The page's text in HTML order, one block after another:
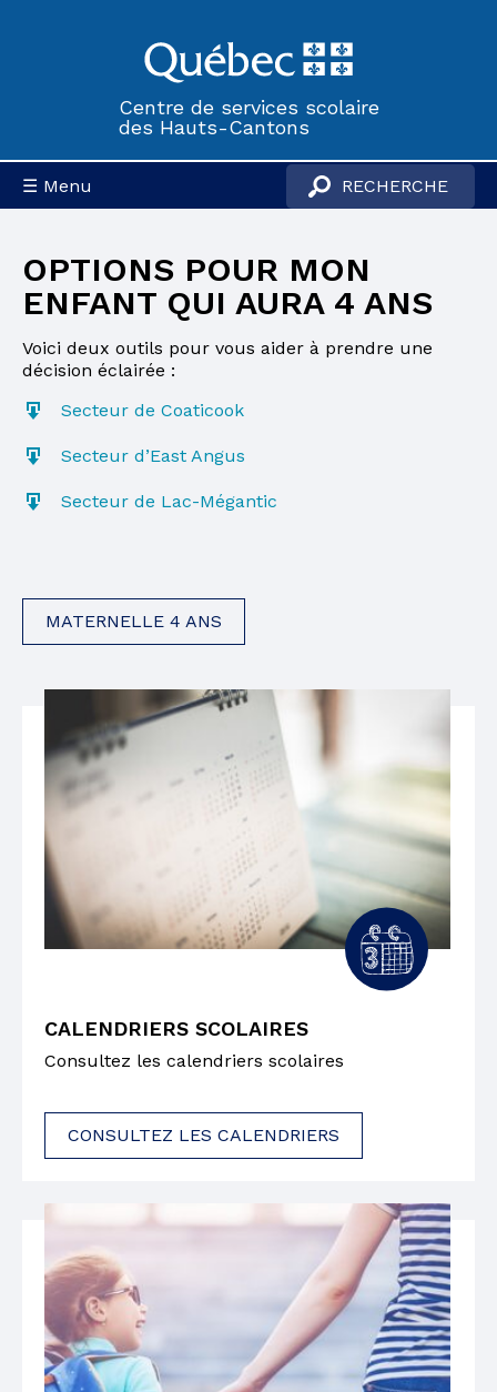
Centre de services scolaire
des Hauts-Cantons
☰ Menu
OPTIONS POUR MON
ENFANT QUI AURA 4 ANS
Voici deux outils pour vous aider à prendre une
décision éclairée :
Secteur de Coaticook
Secteur d’East Angus
Secteur de Lac-Mégantic
MATERNELLE 4 ANS
CALENDRIERS SCOLAIRES
Consultez les calendriers scolaires
CONSULTEZ LES CALENDRIERS